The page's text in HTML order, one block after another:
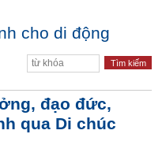
cho di động
đạo đức,
qua Di chúc